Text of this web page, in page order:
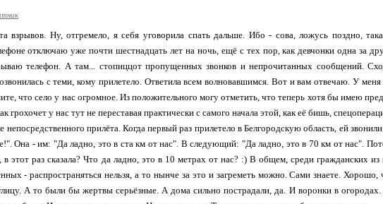
взрывов. Ну, отгремело, я себя уговорила спать дальше. Ибо - сова, ложусь поздно,
отключаю уже почти шестнадцать лет на ночь, ещё с тех пор, как девчонки одна за
телефон. А там... стопиццот пропущенных звонков и непрочитанных сообщений.
с теми, кому прилетело. Ответила всем волновавшимся. Вот и вам отвечаю. У меня
что село у нас огромное. Из положительного могу отметить, что теперь хотя бы имею
грохочет у нас тут не переставая практически с самого начала этой, как её бишь,
прилёта. Когда первый раз прилетело в Белгородскую область, ей
Она - им: "Да ладно, это в ста км от нас". В следующий: "Да ладно, это в 70 км от нас".
этот раз сказала? Что да ладно, это в 10 метрах от нас? :) В общем, среди гражданских
- распространяться нельзя, а то нынче за это и загреметь можно. Сами знаете. Хорошо,
А то были бы жертвы серьёзные. А дома сильно пострадали, да. И воронки в огородах.